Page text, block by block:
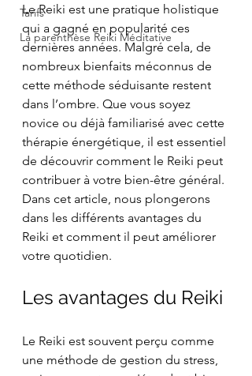
Tarifs
La parenthèse Reiki Méditative
Le Reiki est une pratique holistique
qui a gagné en popularité ces
dernières années. Malgré cela, de
nombreux bienfaits méconnus de
cette méthode séduisante restent
dans l’ombre. Que vous soyez
novice ou déjà familiarisé avec cette
thérapie énergétique, il est essentiel
de découvrir comment le Reiki peut
contribuer à votre bien-être général.
Dans cet article, nous plongerons
dans les différents avantages du
Reiki et comment il peut améliorer
votre quotidien.
Les avantages du Reiki
Le Reiki est souvent perçu comme
une méthode de gestion du stress,